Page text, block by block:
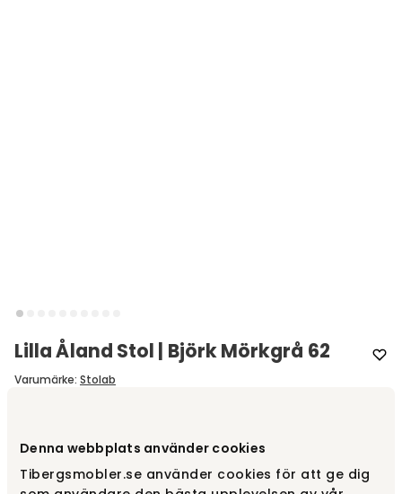
Denna webbplats använder cookies
Tibergsmobler.se använder cookies för att ge dig
Lilla Åland Stol | Björk Mörkgrå 62
Varumärke: Stolab
Björk | Mörkgrå 62